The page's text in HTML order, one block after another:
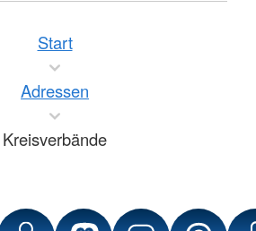
Start
Adressen
Kreisverbände